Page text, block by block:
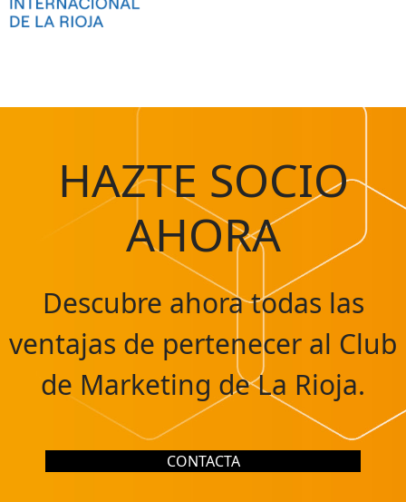
HAZTE SOCIO
AHORA
Descubre ahora todas las
ventajas de pertenecer al Club
de Marketing de La Rioja.
CONTACTA